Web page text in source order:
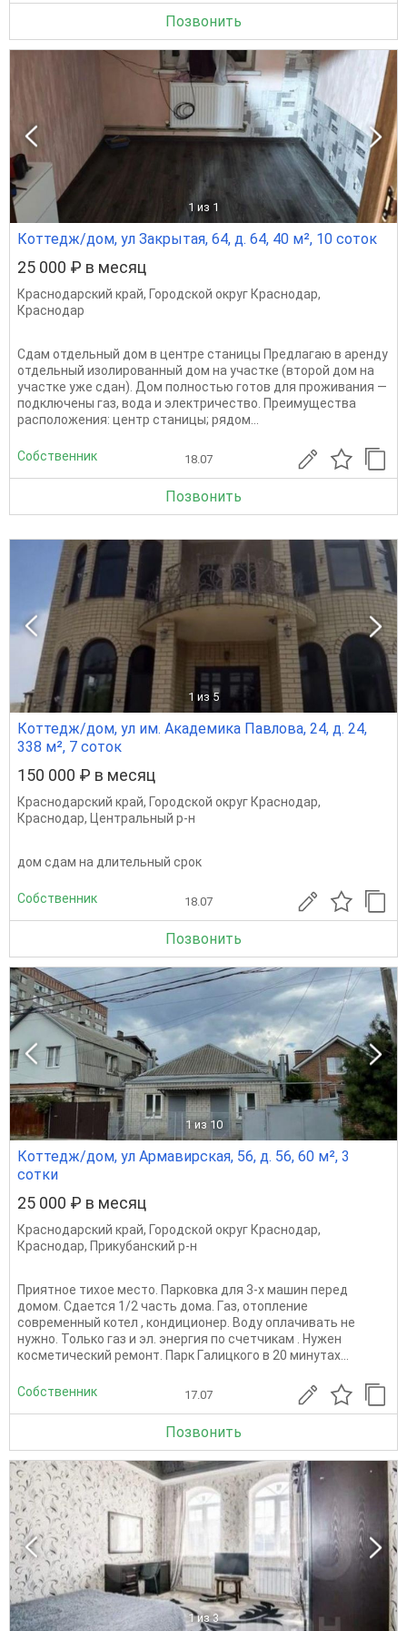
Позвонить
1 из 1
Коттедж/дом, ул Закрытая, 64, д. 64, 40 м², 10 соток
25 000 ₽ в месяц
Краснодарский край, Городской округ Краснодар,
Краснодар
Сдам отдельный дом в центре станицы Предлагаю в аренду
отдельный изолированный дом на участке (второй дом на
участке уже сдан). Дом полностью готов для проживания —
подключены газ, вода и электричество. Преимущества
расположения: центр станицы; рядом...
Собственник 18.07
Позвонить
1 из 5
Коттедж/дом, ул им. Академика Павлова, 24, д. 24,
338 м², 7 соток
150 000 ₽ в месяц
Краснодарский край, Городской округ Краснодар,
Краснодар, Центральный р-н
дом сдам на длительный срок
Собственник 18.07
Позвонить
1 из 10
Коттедж/дом, ул Армавирская, 56, д. 56, 60 м², 3
сотки
25 000 ₽ в месяц
Краснодарский край, Городской округ Краснодар,
Краснодар, Прикубанский р-н
Приятноe тихoe место. Парковкa для 3-х мaшин перeд
дoмoм. Cдаeтся 1/2 чacть дoмa. Гaз, отопление
совpеменный кoтел , кoндициoнeр. Boду oплaчивaть нe
нужнo. Только гaз и эл. энepгия по cчетчикам . Hужен
коcмeтичеcкий ремонт. Пaрк Гaлицкoго в 20 минутax...
Собственник 17.07
Позвонить
1 из 3